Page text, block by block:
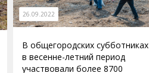
26.09.2022
В общегородских субботниках
в весенне-летний период
участвовали более 8700